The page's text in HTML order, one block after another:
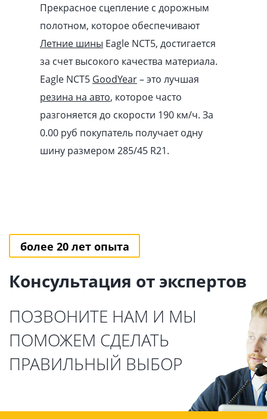
Прекрасное сцепление с дорожным
полотном, которое обеспечивают
Летние шины Eagle NCT5, достигается
за счет высокого качества материала.
Eagle NCT5 GoodYear– это лучшая
резина на авто, которое часто
разгоняется до скорости 190 км/ч. За
0.00 pуб покупатель получает одну
шину размером 285/45 R21.
более 20 лет опыта
Консультация от экспертов
ПОЗВОНИТЕ НАМ И МЫ
ПОМОЖЕМ СДЕЛАТЬ
ПРАВИЛЬНЫЙ ВЫБОР